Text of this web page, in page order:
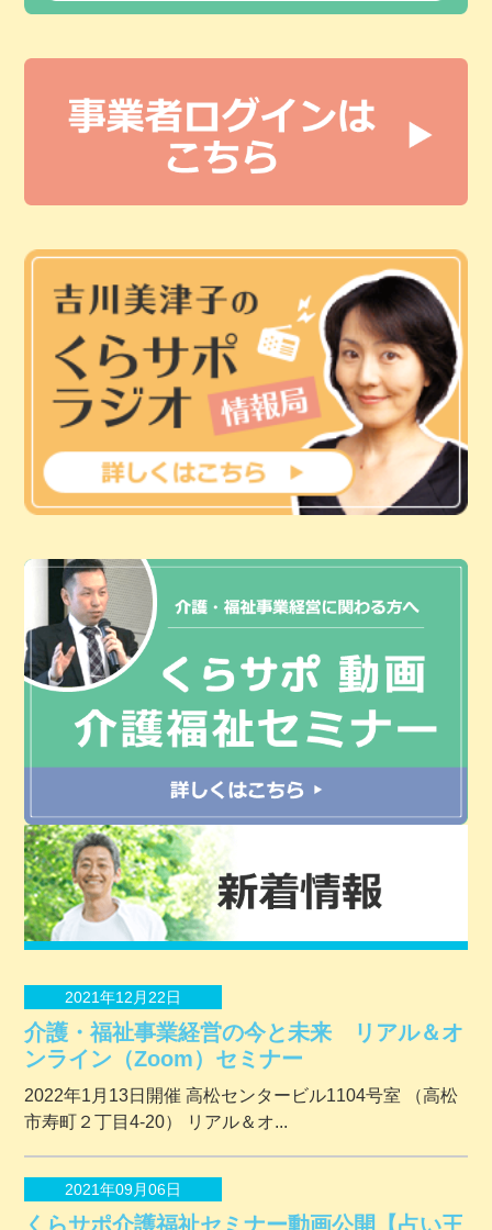
2021年12月22日
介護・福祉事業経営の今と未来 リアル＆オ
ンライン（Zoom）セミナー
2022年1月13日開催 ⾼松センタービル1104号室 （⾼松
市寿町２丁⽬4-20） リアル＆オ...
2021年09月06日
くらサポ介護福祉セミナー動画公開【占い王